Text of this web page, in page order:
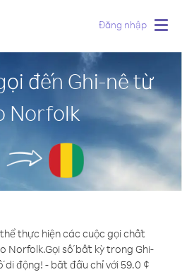
Đăng nhập
đến Ghi-nê từ
Norfolk
thực hiện các cuộc gọi chất
Norfolk.Gọi số bất kỳ trong Ghi-
di động! - bắt đầu chỉ với 59.0 ¢